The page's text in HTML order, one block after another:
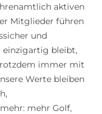
aktiven
Mitglieder führen
und
einzigartig bleibt,
immer mit
Werte bleiben
mehr Golf,